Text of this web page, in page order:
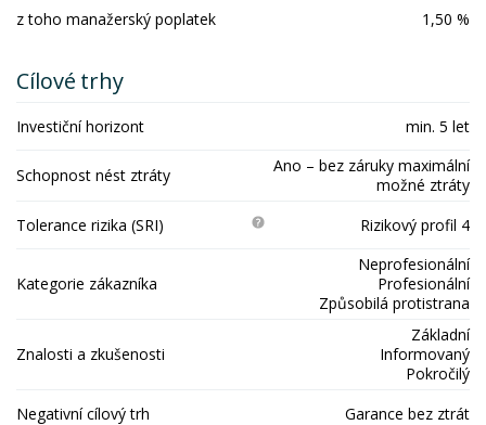
z toho manažerský poplatek 1,50 %
Cílové trhy
Investiční horizont min. 5 let
Schopnost nést ztráty
Ano – bez záruky maximální
možné ztráty
Tolerance rizika (SRI)
Rizikový profil 4
Kategorie zákazníka
Neprofesionální
Profesionální
Způsobilá protistrana
Znalosti a zkušenosti
Základní
Informovaný
Pokročilý
Negativní cílový trh
Garance bez ztrát